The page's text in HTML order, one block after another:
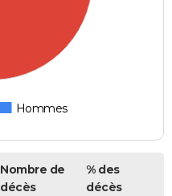
Hommes
Nombre de
décès
% des
décès